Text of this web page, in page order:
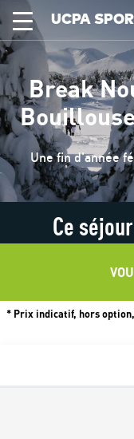
UCPA
Break
Une fin d'année
Ce
* Prix indicatif, hors